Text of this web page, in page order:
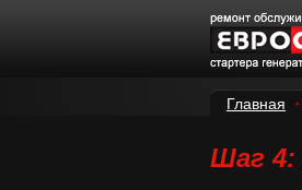
Главная
Шаг 4: